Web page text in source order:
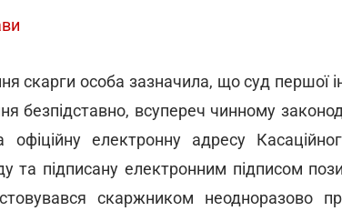
скарги особа зазначила, що суд першої
безпідставно, всупереч чинному
електронну адресу
та підписану електронним підписом
скаржником неодноразово